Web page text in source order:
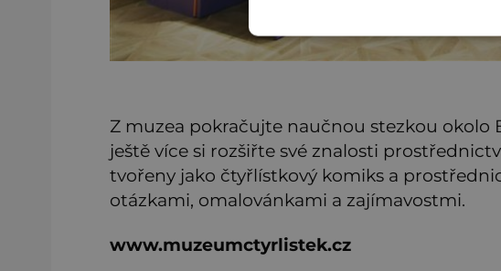
Z muzea pokračujte naučnou stezkou okolo
ještě více si rozšiřte své znalosti
tvořeny jako čtyřlístkový komiks a
otázkami, omalovánkami a zajímavostmi.
www.muzeumctyrlistek.cz